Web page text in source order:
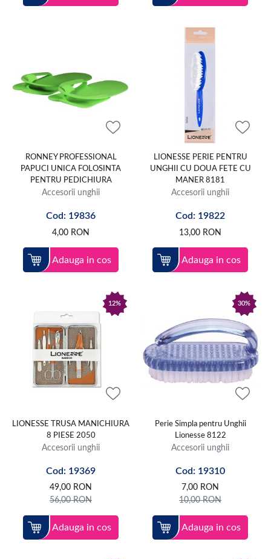
RONNEY PROFESSIONAL
PAPUCI UNICA FOLOSINTA
PENTRU PEDICHIURA
Accesorii unghii
Cod: 19836
4,00 RON
Adauga in cos
LIONESSE PERIE PENTRU
UNGHII CU DOUA FETE CU
MANER 8181
Accesorii unghii
Cod: 19822
13,00 RON
Adauga in cos
12%
LIONESSE TRUSA MANICHIURA
8 PIESE 2050
Accesorii unghii
Cod: 19369
49,00 RON
56,00RON
Adauga in cos
30%
Perie Simpla pentru Unghii
Lionesse 8122
Accesorii unghii
Cod: 19310
7,00 RON
10,00RON
Adauga in cos